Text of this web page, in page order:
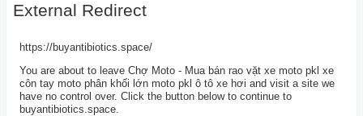
External Redirect
https://buyantibiotics.space/
You are about to leave Chợ Moto - Mua bán rao vặt xe moto pkl xe
côn tay moto phân khối lớn moto pkl ô tô xe hơi and visit a site we
have no control over. Click the button below to continue to
buyantibiotics.space.